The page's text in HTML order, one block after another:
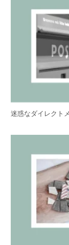
迷惑なダイレクト